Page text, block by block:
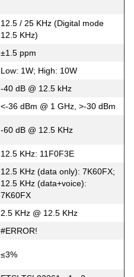
12.5 / 25 KHz (Digital mode
12.5 KHz)
±1.5 ppm
Low: 1W; High: 10W
-40 dB @ 12.5 kHz
<-36 dBm @ 1 GHz, >-30 dBm
-60 dB @ 12.5 KHz
12.5 KHz: 11F0F3E
12.5 KHz (data only): 7K60FX;
12.5 KHz (data+voice):
7K60FX
2.5 KHz @ 12.5 KHz
#ERROR!
≤3%